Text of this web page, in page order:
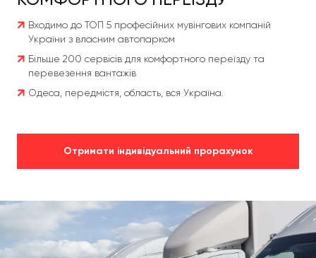
Входимо до ТОП 5 професійних мувінгових компаній
України з власним автопарком
Більше 200 сервісів для комфортного переїзду та
перевезення вантажів
Одеса, передмістя, область, вся Україна.
Отримати індивідуальний прорахунок